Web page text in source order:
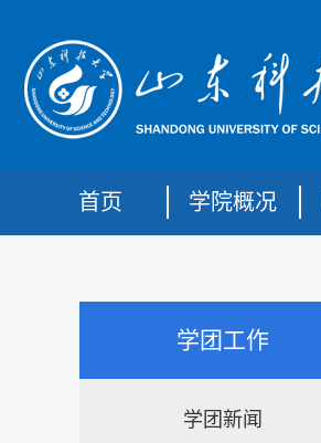
首页 学院概况
学团工作
学团新闻